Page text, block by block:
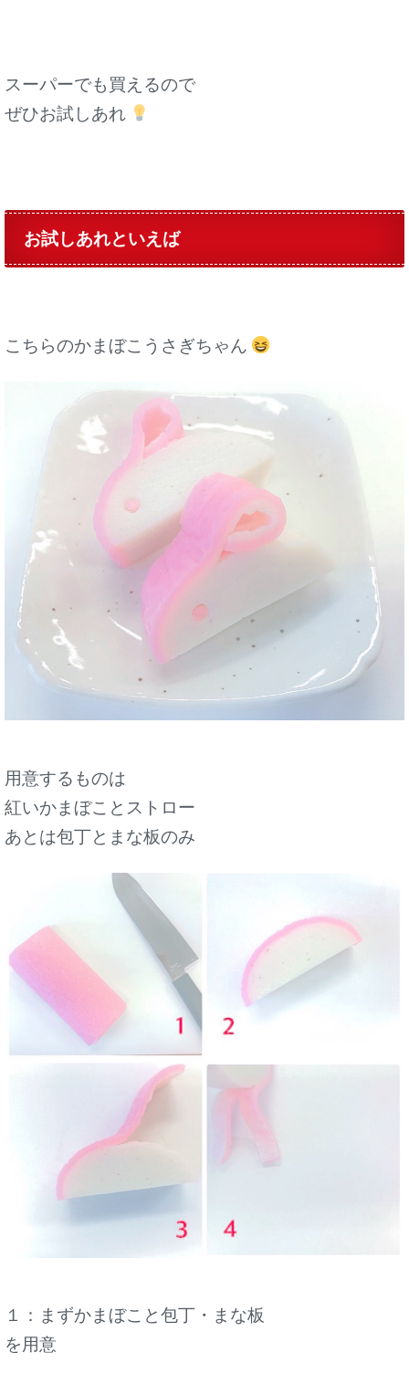
スーパーでも買えるので
ぜひお試しあれ
お試しあれといえば
こちらのかまぼこうさぎちゃん
用意するものは
紅いかまぼことストロー
あとは包丁とまな板のみ
１：まずかまぼこと包丁・まな板
を用意